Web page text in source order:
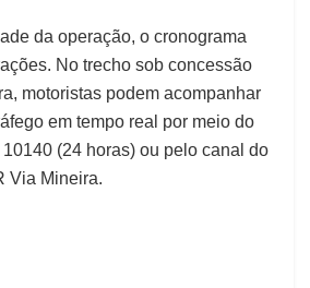
da operação, o cronograma
No trecho sob concessão
motoristas podem acompanhar
em tempo real por meio do
(24 horas) ou pelo canal do
Via Mineira.